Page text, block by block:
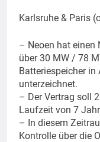
Karlsruhe & Paris
– Neoen hat einen
über 30 MW / 78
Batteriespeicher in
unterzeichnet.
– Der Vertrag soll
Laufzeit von 7
– In diesem
Kontrolle über die